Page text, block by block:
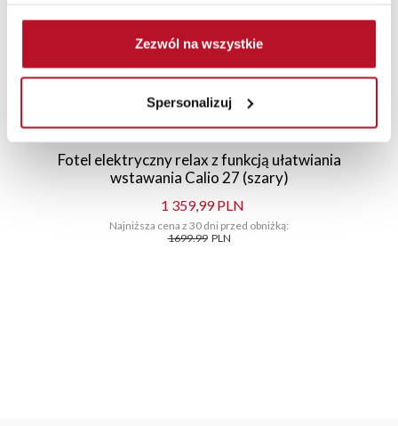
Zezwól na wszystkie
Spersonalizuj
Fotel elektryczny relax z funkcją ułatwiania
wstawania Calio 27 (szary)
1 359,99 PLN
Najniższa cena z 30 dni przed obniżką:
1699.99 PLN